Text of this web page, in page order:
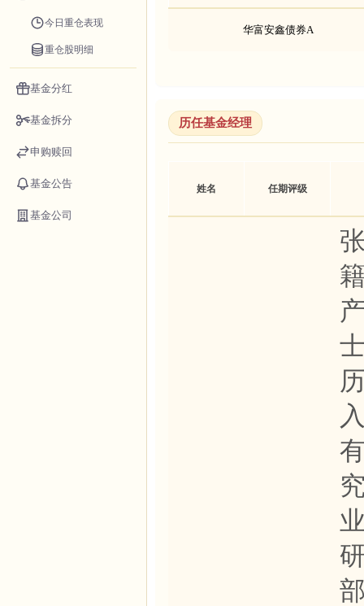
今日重仓表现
重仓股明细
基金分红
基金拆分
申购赎回
基金公告
基金公司
华富安鑫债券A
历任基金经理
姓名 任期评级